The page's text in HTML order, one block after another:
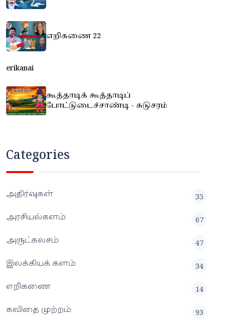
எறிகணை 22
erikanai
கூத்தாடிக் கூத்தாடிப்
போட்டுடைச்சாண்டி - சுடுசரம்
Categories
அதிர்வுகள்
35
அரசியல்களம்
67
அருட்கலசம்
47
இலக்கியக் களம்
34
எறிகணை
14
கவிதை முற்றம்
93